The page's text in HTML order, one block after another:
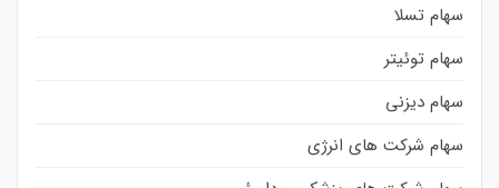
سهام تسلا
سهام توئیتر
سهام دیزنی
سهام شرکت های انرژی